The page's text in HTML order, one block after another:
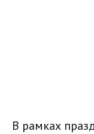
В рамках